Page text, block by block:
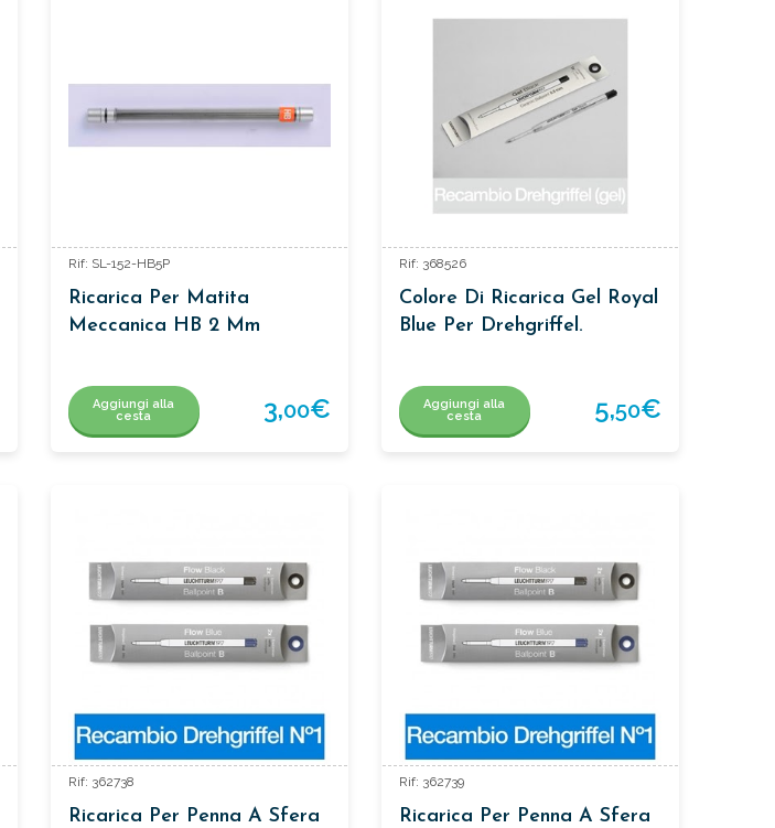
Rif: SL-152-HB5P
Ricarica Per Matita
Meccanica HB 2 Mm
Aggiungi alla
cesta
3,00€
Rif: 368526
Colore Di Ricarica Gel Royal
Blue Per Drehgriffel.
Aggiungi alla
cesta
5,50€
Rif: 362738
Ricarica Per Penna A Sfera
Rif: 362739
Ricarica Per Penna A Sfera